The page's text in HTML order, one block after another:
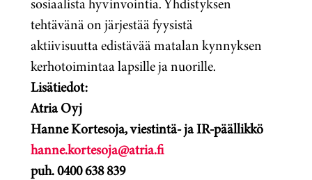
tehtävänä on järjestää fyysistä
aktiivisuutta edistävää matalan kynnyksen
kerhotoimintaa lapsille ja nuorille.
Lisätiedot:
Atria Oyj
Hanne Kortesoja, viestintä- ja IR-päällikkö
hanne.kortesoja@atria.fi
puh. 0400 638 839